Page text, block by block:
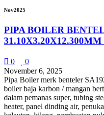
Nov2025
PIPA BOILER
31.10X3.20X12.300MM
0
0
November 6, 2025
Pipa Boiler merk benteler
boiler baja karbon / mangan
dalam pemanas super, tubing
heater, panel dinding air,